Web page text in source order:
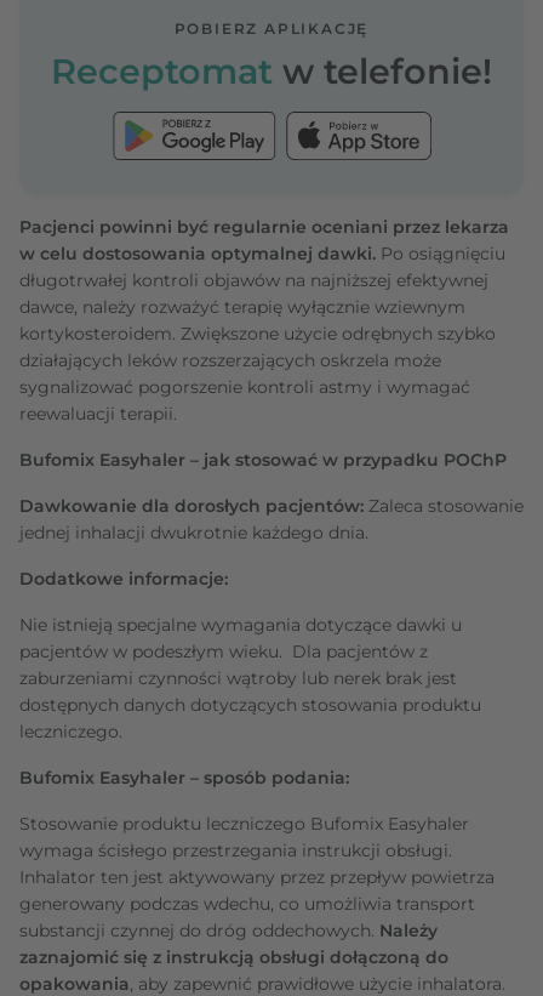
POBIERZ APLIKACJĘ
Receptomat w telefonie!
Pacjenci powinni być regularnie oceniani przez lekarza
w celu dostosowania optymalnej dawki. Po osiągnięciu
długotrwałej kontroli objawów na najniższej efektywnej
dawce, należy rozważyć terapię wyłącznie wziewnym
kortykosteroidem. Zwiększone użycie odrębnych szybko
działających leków rozszerzających oskrzela może
sygnalizować pogorszenie kontroli astmy i wymagać
reewaluacji terapii.
Bufomix Easyhaler – jak stosować w przypadku POChP
Dawkowanie dla dorosłych pacjentów: Zaleca stosowanie
jednej inhalacji dwukrotnie każdego dnia.
Dodatkowe informacje:
Nie istnieją specjalne wymagania dotyczące dawki u
pacjentów w podeszłym wieku. Dla pacjentów z
zaburzeniami czynności wątroby lub nerek brak jest
dostępnych danych dotyczących stosowania produktu
leczniczego.
Bufomix Easyhaler – sposób podania:
Stosowanie produktu leczniczego Bufomix Easyhaler
wymaga ścisłego przestrzegania instrukcji obsługi.
Inhalator ten jest aktywowany przez przepływ powietrza
generowany podczas wdechu, co umożliwia transport
substancji czynnej do dróg oddechowych. Należy
zaznajomić się z instrukcją obsługi dołączoną do
opakowania, aby zapewnić prawidłowe użycie inhalatora.